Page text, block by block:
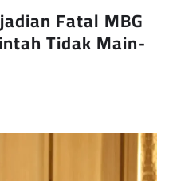
Fatal MBG
Tidak Main-